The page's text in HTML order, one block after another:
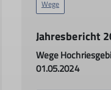
Wege
Jahresbericht
Wege
01.05.2024